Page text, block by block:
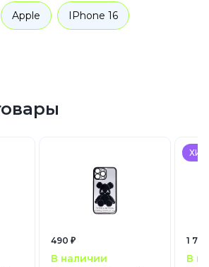
Apple IPhone 16
490 ₽
В наличии
1
В